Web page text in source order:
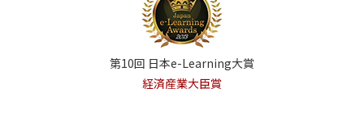
第10回 日本e-Learning大賞
経済産業大臣賞